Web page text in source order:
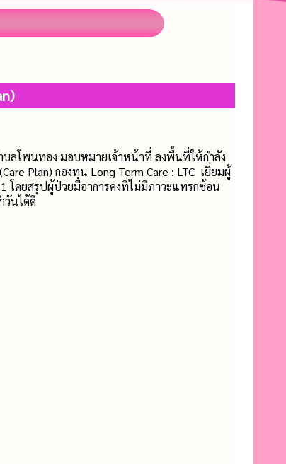
ลโพนทอง มอบหมายเจ้าหน้าที่ ลงพื้นที่ให้กำลัง
Plan) กองทุน Long Term Care : LTC เยี่ยมผู้
โดยสรุปผู้ป่วยมีอาการคงที่ไม่มีภาวะแทรกซ้อน
วันได้ดี